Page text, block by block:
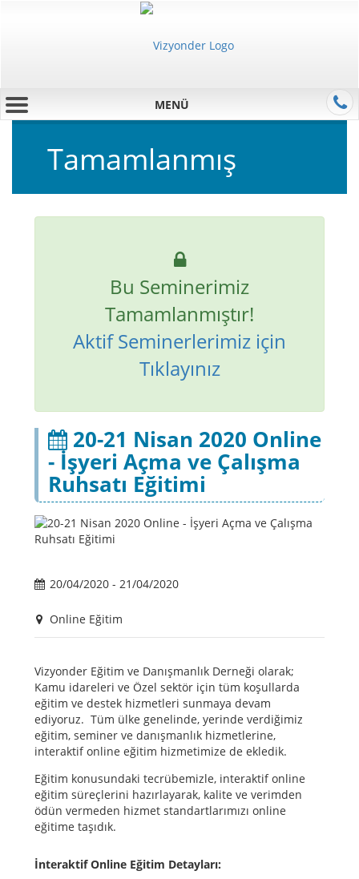
MENÜ
Tamamlanmış
Bu Seminerimiz
Tamamlanmıştır!
Aktif Seminerlerimiz için
Tıklayınız
20-21 Nisan 2020 Online
- İşyeri Açma ve Çalışma
Ruhsatı Eğitimi
20/04/2020 - 21/04/2020
Online Eğitim
Vizyonder Eğitim ve Danışmanlık Derneği olarak;
Kamu idareleri ve Özel sektör için tüm koşullarda
eğitim ve destek hizmetleri sunmaya devam
ediyoruz. Tüm ülke genelinde, yerinde verdiğimiz
eğitim, seminer ve danışmanlık hizmetlerine,
interaktif online eğitim hizmetimize de ekledik.
Eğitim konusundaki tecrübemizle, interaktif online
eğitim süreçlerini hazırlayarak, kalite ve verimden
ödün vermeden hizmet standartlarımızı online
eğitime taşıdık.
İnteraktif Online Eğitim Detayları: